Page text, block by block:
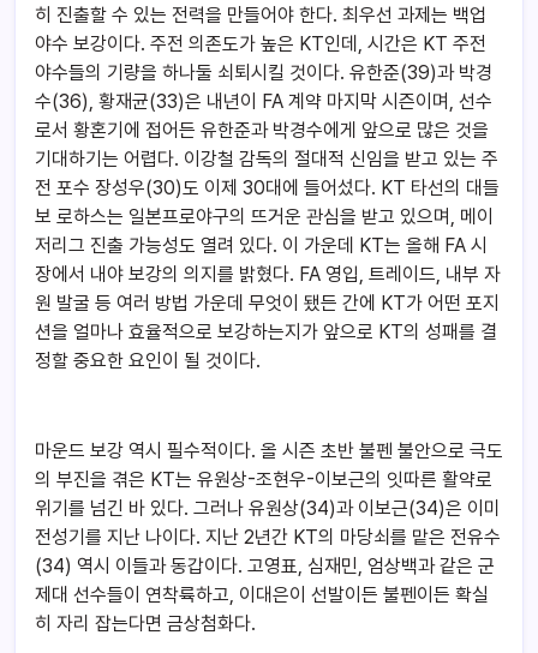
히 진출할 수 있는 전력을 만들어야 한다. 최우선 과제는 백업
야수 보강이다. 주전 의존도가 높은 KT인데, 시간은 KT 주전
야수들의 기량을 하나둘 쇠퇴시킬 것이다. 유한준(39)과 박경
수(36), 황재균(33)은 내년이 FA 계약 마지막 시즌이며, 선수
로서 황혼기에 접어든 유한준과 박경수에게 앞으로 많은 것을
기대하기는 어렵다. 이강철 감독의 절대적 신임을 받고 있는 주
전 포수 장성우(30)도 이제 30대에 들어섰다. KT 타선의 대들
보 로하스는 일본프로야구의 뜨거운 관심을 받고 있으며, 메이
저리그 진출 가능성도 열려 있다. 이 가운데 KT는 올해 FA 시
장에서 내야 보강의 의지를 밝혔다. FA 영입, 트레이드, 내부 자
원 발굴 등 여러 방법 가운데 무엇이 됐든 간에 KT가 어떤 포지
션을 얼마나 효율적으로 보강하는지가 앞으로 KT의 성패를 결
정할 중요한 요인이 될 것이다.
마운드 보강 역시 필수적이다. 올 시즌 초반 불펜 불안으로 극도
의 부진을 겪은 KT는 유원상-조현우-이보근의 잇따른 활약로
위기를 넘긴 바 있다. 그러나 유원상(34)과 이보근(34)은 이미
전성기를 지난 나이다. 지난 2년간 KT의 마당쇠를 맡은 전유수
(34) 역시 이들과 동갑이다. 고영표, 심재민, 엄상백과 같은 군
제대 선수들이 연착륙하고, 이대은이 선발이든 불펜이든 확실
히 자리 잡는다면 금상첨화다.